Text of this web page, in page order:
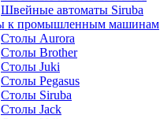
Швейные автоматы Siruba
к промышленным машинам
Столы Aurora
Столы Brother
Столы Juki
Столы Pegasus
Столы Siruba
Столы Jack